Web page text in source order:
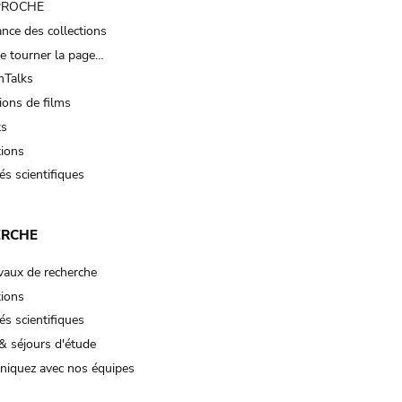
des collections
tourner la page…
de films
scientifiques
de recherche
scientifiques
séjours d'étude
avec nos équipes